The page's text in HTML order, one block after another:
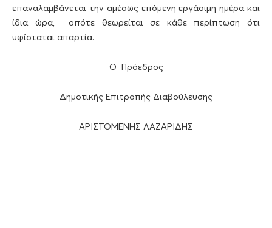
επαναλαμβάνεται την αμέσως επόμενη εργάσιμη ημέρα και
ίδια ώρα, οπότε θεωρείται σε κάθε περίπτωση ότι
υφίσταται απαρτία.
Ο Πρόεδρος
Δημοτικής Επιτροπής Διαβούλευσης
ΑΡΙΣΤΟΜΕΝΗΣ ΛΑΖΑΡΙΔΗΣ